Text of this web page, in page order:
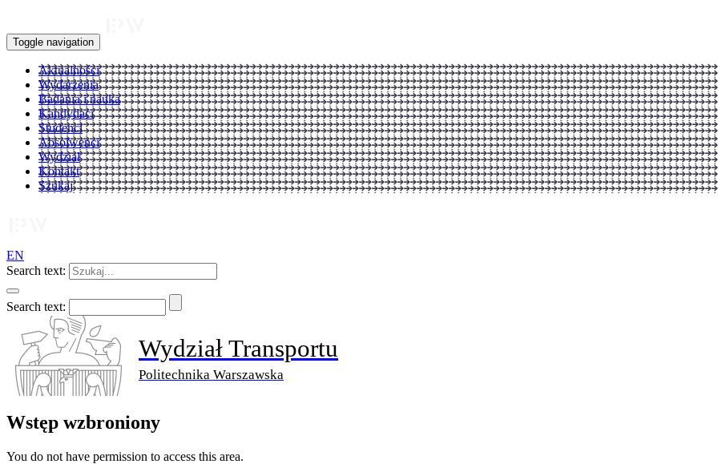
Toggle navigation
Aktualności
Wydarzenia
Badania i nauka
Kandydaci
Studenci
Absolwenci
Wydział
Kontakt
Szukaj
EN
Search text:
Search text:
Wydział Transportu
Politechnika Warszawska
Wstęp wzbroniony
You do not have permission to access this area.